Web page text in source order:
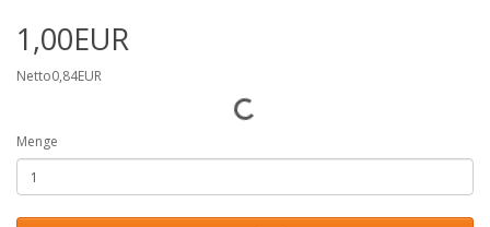
1,00EUR
Netto0,84EUR
Menge